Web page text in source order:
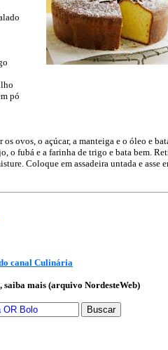
pó
ovos, o açúcar, a manteiga e o óleo e
o fubá e a farinha de trigo e bata bem.
. Coloque em assadeira untada e asse
canal Culinária
saiba mais (arquivo NordesteWeb)